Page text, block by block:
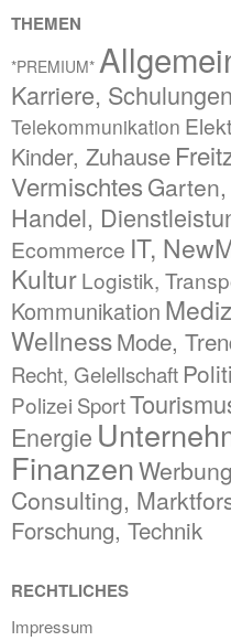
THEMEN
*PREMIUM*
Karriere, Schulungen
Telekommunikation
Kinder, Zuhause
Vermischtes
Handel,
Ecommerce IT,
KulturLogistik,
Kommunikation
WellnessMode,
Recht, Gelellschaft
Polizei Sport
Energie
Finanzen
Consulting,
Forschung, Technik
RECHTLICHES
Impressum